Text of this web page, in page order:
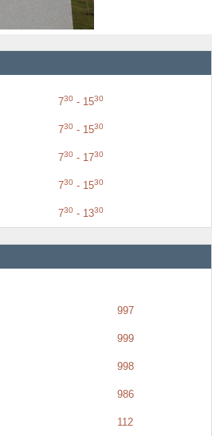
730 - 1530
730 - 1530
730 - 1730
730 - 1530
730 - 1330
997
999
998
986
112